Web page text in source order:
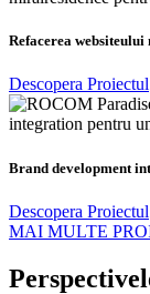
Refacerea
Descopera Proiectul
Brand development
Descopera Proiectul
MAI MULTE